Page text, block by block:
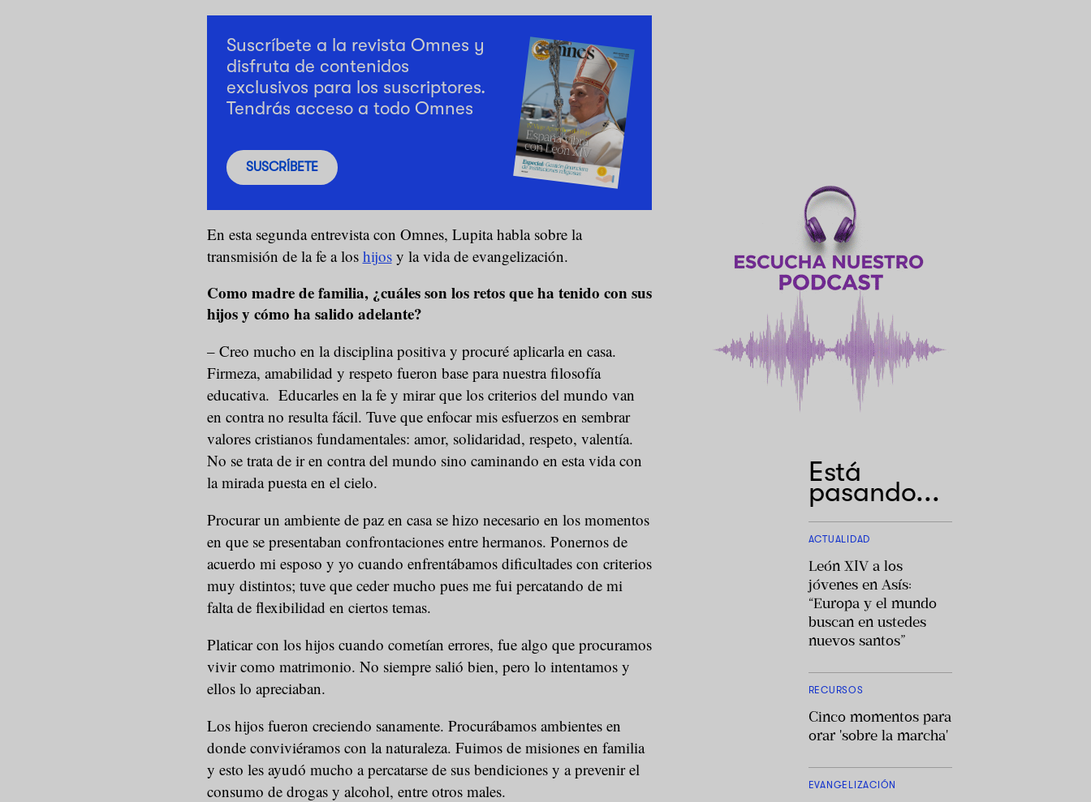
Suscríbete a la revista Omnes y
disfruta de contenidos
exclusivos para los suscriptores.
Tendrás acceso a todo Omnes
SUSCRÍBETE
En esta segunda entrevista con Omnes, Lupita habla sobre la
transmisión de la fe a los hijosy la vida de evangelización.
Como madre de familia, ¿cuáles son los retos que ha tenido con sus
hijos y cómo ha salido adelante?
– Creo mucho en la disciplina positiva y procuré aplicarla en casa.
Firmeza, amabilidad y respeto fueron base para nuestra filosofía
educativa. Educarles en la fe y mirar que los criterios del mundo van
en contra no resulta fácil. Tuve que enfocar mis esfuerzos en sembrar
valores cristianos fundamentales: amor, solidaridad, respeto, valentía.
No se trata de ir en contra del mundo sino caminando en esta vida con
la mirada puesta en el cielo.
Procurar un ambiente de paz en casa se hizo necesario en los momentos
en que se presentaban confrontaciones entre hermanos. Ponernos de
acuerdo mi esposo y yo cuando enfrentábamos dificultades con criterios
muy distintos; tuve que ceder mucho pues me fui percatando de mi
falta de flexibilidad en ciertos temas.
Platicar con los hijos cuando cometían errores, fue algo que procuramos
vivir como matrimonio. No siempre salió bien, pero lo intentamos y
ellos lo apreciaban.
Los hijos fueron creciendo sanamente. Procurábamos ambientes en
donde conviviéramos con la naturaleza. Fuimos de misiones en familia
y esto les ayudó mucho a percatarse de sus bendiciones y a prevenir el
consumo de drogas y alcohol, entre otros males.
Está
pasando...
ACTUALIDAD
León XIV a los
jóvenes en Asís:
“Europa y el mundo
buscan en ustedes
nuevos santos”
RECURSOS
Cinco momentos para
orar 'sobre la marcha'
EVANGELIZACIÓN